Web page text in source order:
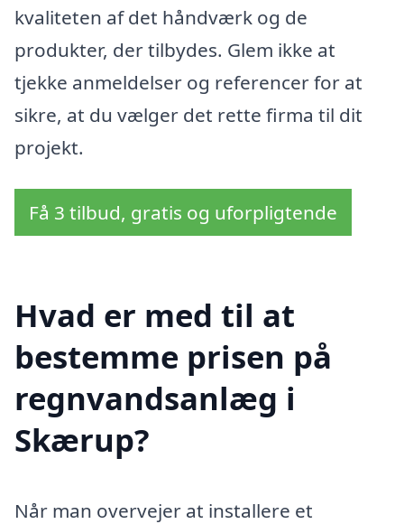
kvaliteten af det håndværk og de
produkter, der tilbydes. Glem ikke at
tjekke anmeldelser og referencer for at
sikre, at du vælger det rette firma til dit
projekt.
Få 3 tilbud, gratis og uforpligtende
Hvad er med til at
bestemme prisen på
regnvandsanlæg i
Skærup?
Når man overvejer at installere et